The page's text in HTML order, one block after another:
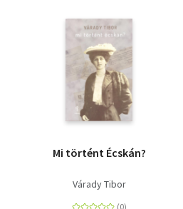
Mi történt Écskán?
Várady Tibor